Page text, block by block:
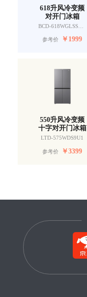
618升风冷变频
对开门冰箱
BCD-618WGLSSEDW9
参考价 ￥1999
550升风冷变频
十字对开门冰箱
LTD-575WDS9U1
参考价 ￥3399